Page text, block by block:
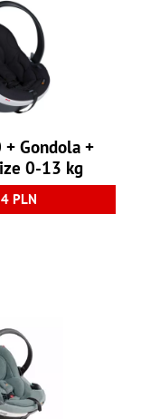
Gondola +
0-13 kg
PLN